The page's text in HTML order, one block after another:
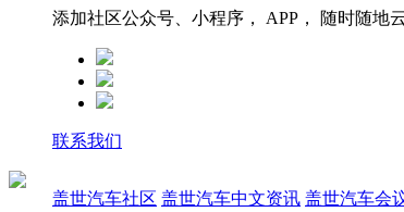
添加社区公众号、小程序， APP， 随时随地
联系我们
盖世汽车社区 盖世汽车中文资讯 盖世汽车会